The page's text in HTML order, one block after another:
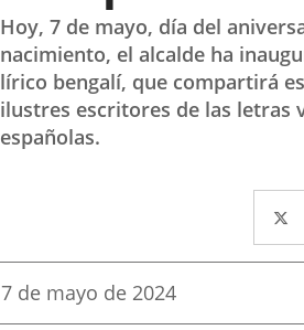
Hoy, 7 de mayo, día del
nacimiento, el alcalde ha
lírico bengalí, que compartirá
ilustres escritores de las letras
españolas.
a
Fecha
7 de mayo de 2024